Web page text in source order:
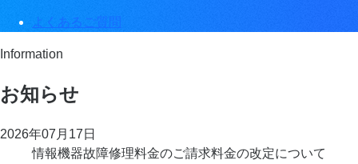
よくあるご質問
Information
お知らせ
2026年07月17日
情報機器故障修理料金のご請求料金の改定について